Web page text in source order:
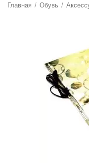
Главная / Обувь /